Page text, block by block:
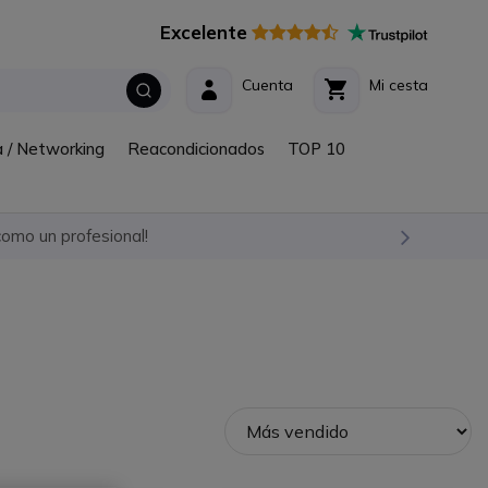
Excelente
Mi cesta
Cuenta
/ Networking Reacondicionados TOP 10
un profesional!